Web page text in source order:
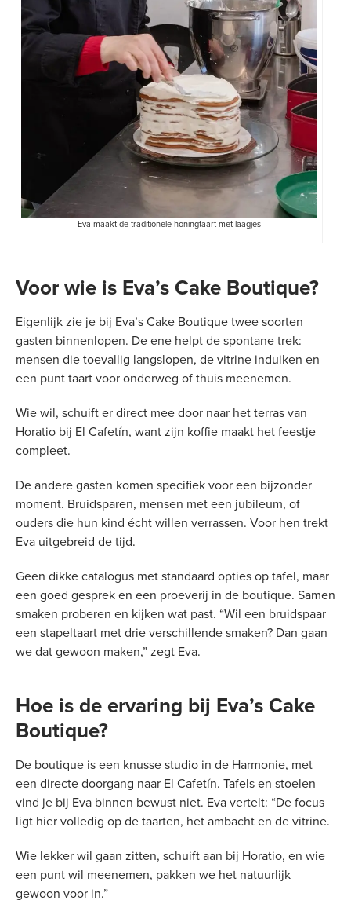
Eva maakt de traditionele honingtaart met laagjes
Voor wie is Eva’s Cake Boutique?
Eigenlijk zie je bij Eva’s Cake Boutique twee soorten
gasten binnenlopen. De ene helpt de spontane trek:
mensen die toevallig langslopen, de vitrine induiken en
een punt taart voor onderweg of thuis meenemen.
Wie wil, schuift er direct mee door naar het terras van
Horatio bij El Cafetín, want zijn koffie maakt het feestje
compleet.
De andere gasten komen specifiek voor een bijzonder
moment. Bruidsparen, mensen met een jubileum, of
ouders die hun kind écht willen verrassen. Voor hen trekt
Eva uitgebreid de tijd.
Geen dikke catalogus met standaard opties op tafel, maar
een goed gesprek en een proeverij in de boutique. Samen
smaken proberen en kijken wat past. “Wil een bruidspaar
een stapeltaart met drie verschillende smaken? Dan gaan
we dat gewoon maken,” zegt Eva.
Hoe is de ervaring bij Eva’s Cake
Boutique?
De boutique is een knusse studio in de Harmonie, met
een directe doorgang naar El Cafetín. Tafels en stoelen
vind je bij Eva binnen bewust niet. Eva vertelt: “De focus
ligt hier volledig op de taarten, het ambacht en de vitrine.
Wie lekker wil gaan zitten, schuift aan bij Horatio, en wie
een punt wil meenemen, pakken we het natuurlijk
gewoon voor in.”